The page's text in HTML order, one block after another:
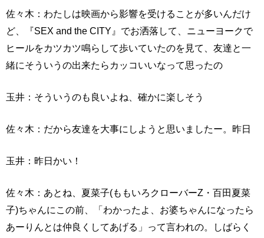
佐々木：わたしは映画から影響を受けることが多いんだけ
ど、『SEX and the CITY』でお洒落して、ニューヨークで
ヒールをカツカツ鳴らして歩いていたのを見て、友達と一
緒にそういうの出来たらカッコいいなって思ったの
玉井：そういうのも良いよね、確かに楽しそう
佐々木：だから友達を大事にしようと思いましたー。昨日
玉井：昨日かい！
佐々木：あとね、夏菜子(ももいろクローバーZ・百田夏菜
子)ちゃんにこの前、「わかったよ、お婆ちゃんになったら
あーりんとは仲良くしてあげる」って言われの。しばらく